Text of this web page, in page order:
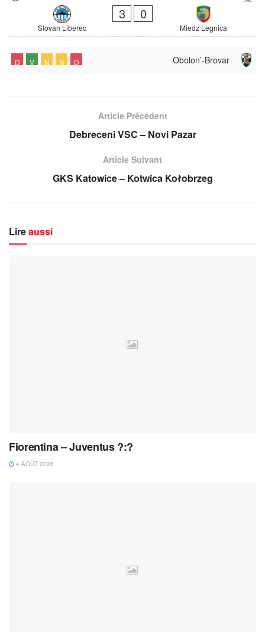
Slovan Liberec
3 0
Miedz Legnica
Obolon’-Brovar
D V N N D
Article Précédent
Debreceni VSC – Novi Pazar
Article Suivant
GKS Katowice – Kotwica Kołobrzeg
Lireaussi
Fiorentina – Juventus ?:?
4 AOÛT 2026